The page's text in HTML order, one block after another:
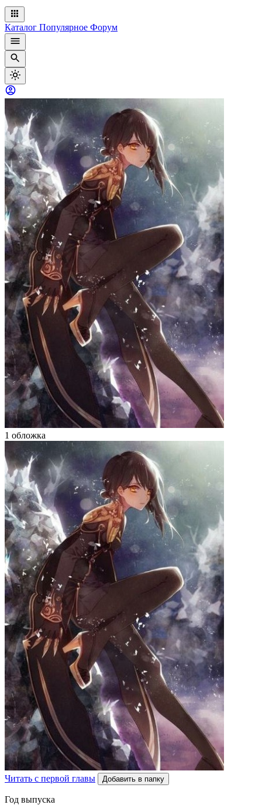
Каталог Популярное Форум
1 обложка
Читать с первой главы Добавить в папку
Год выпуска